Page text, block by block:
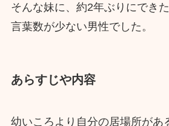
そんな妹に、約2年ぶりにでき
言葉数が少ない男性でした。
あらすじや内容
幼いころより自分の居場所があ